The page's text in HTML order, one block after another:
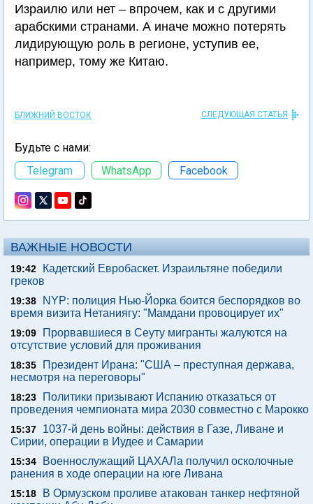
Израилю или нет – впрочем, как и с другими
арабскими странами. А иначе можно потерять
лидирующую роль в регионе, уступив ее,
например, тому же Китаю.
БЛИЖНИЙ ВОСТОК СЛЕДУЮЩАЯ СТАТЬЯ
Будьте с нами:
Telegram
WhatsApp Facebook
ВАЖНЫЕ НОВОСТИ
19:42
Кадетский Евробаскет. Израильтяне победили
греков
19:38
NYP: полиция Нью-Йорка боится беспорядков во
время визита Нетаниягу: "Мамдани провоцирует их"
19:09
Прорвавшиеся в Сеуту мигранты жалуются на
отсутствие условий для проживания
18:35
Президент Ирана: "США – преступная держава,
несмотря на переговоры"
18:23
Политики призывают Испанию отказаться от
проведения чемпионата мира 2030 совместно с Марокко
15:37
1037-й день войны: действия в Газе, Ливане и
Сирии, операции в Иудее и Самарии
15:34
Военнослужащий ЦАХАЛа получил осколочные
ранения в ходе операции на юге Ливана
15:18
В Ормузском проливе атакован танкер нефтяной